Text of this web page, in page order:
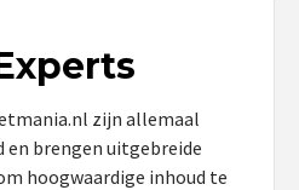
zijn allemaal
en brengen uitgebreide
hoogwaardige inhoud te